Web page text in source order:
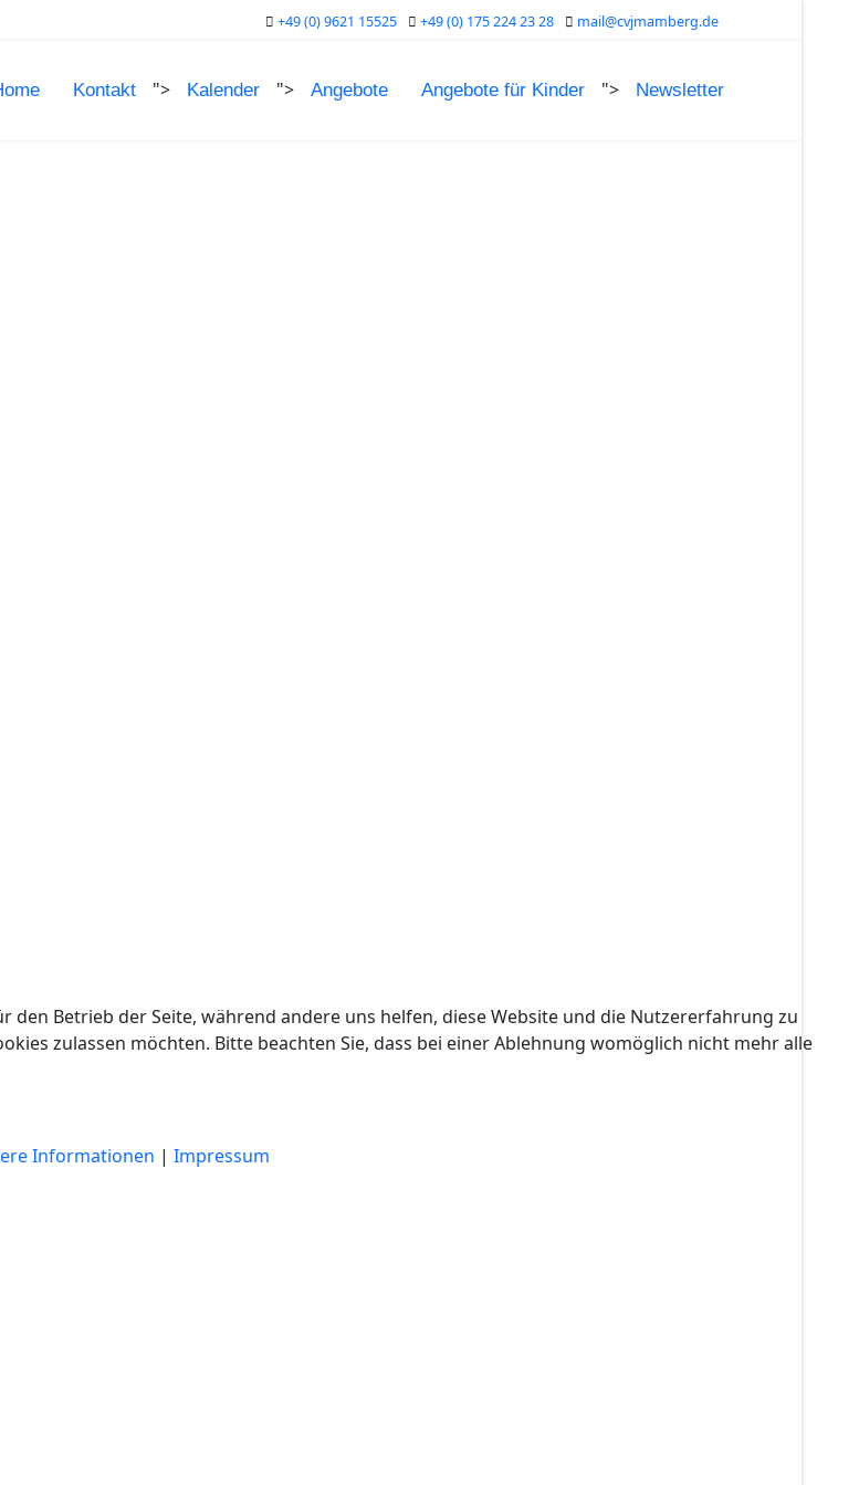
+49 (0) 9621 15525 +49 (0) 175 224 23 28 mail@cvjmamberg.de
Kontakt "> Kalender "> Angebote Angebote für Kinder "> Newsletter
Betrieb der Seite, während andere uns helfen, diese Website und die Nutzererfahrung zu
zulassen möchten. Bitte beachten Sie, dass bei einer Ablehnung womöglich nicht mehr alle
Informationen | Impressum